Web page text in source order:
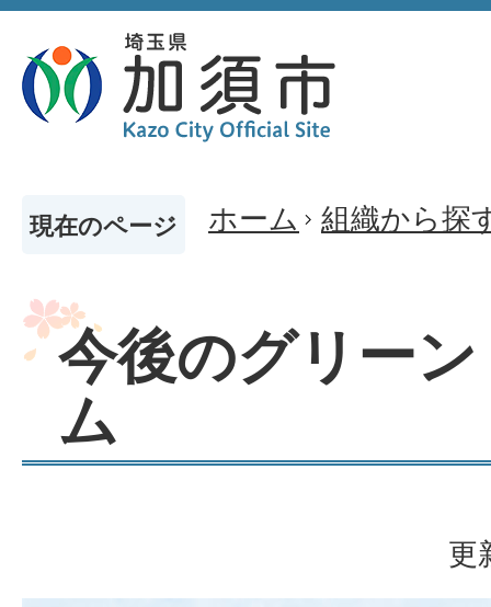
現在のページ ホーム 組織から探
今後のグリー
ム
更